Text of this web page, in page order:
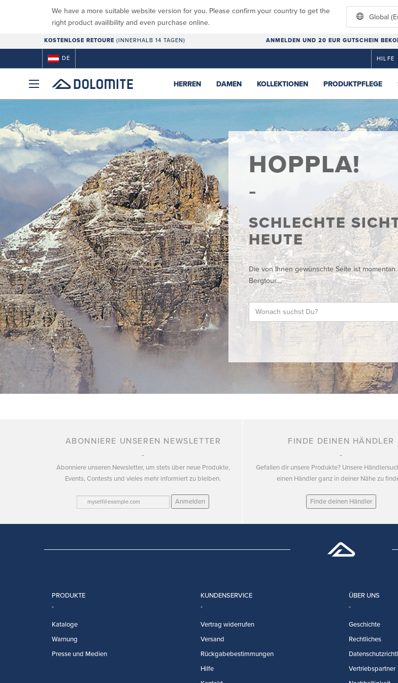
We have a more suitable website version for you. Please confirm your country to get the
right product availibility and even purchase online.
Global
KOSTENLOSE RETOURE (INNERHALB 14 TAGEN) ANMELDEN UND 20 EUR GUTSCHEIN
DE HILFE
HERREN DAMEN KOLLEKTIONEN PRODUKTPFLEGE
HOPPLA!
SCHLECHTE
HEUTE
Die von Ihnen gewünschte Seite ist momentan
Bergtour....
ABONNIERE UNSEREN NEWSLETTER
Abonniere unseren Newsletter, um stets über neue Produkte,
Events, Contests und vieles mehr informiert zu bleiben.
Anmelden
FINDE DEINEN HÄNDLER
Gefallen dir unsere Produkte? Unsere
einen Händler ganz in deiner Nähe zu
Finde deinen Händler
PRODUKTE
Kataloge
Warnung
Presse und Medien
KUNDENSERVICE
Vertrag widerrufen
Versand
Rückgabebestimmungen
Hilfe
ÜBER UNS
Geschichte
Rechtliches
Vertriebspartner